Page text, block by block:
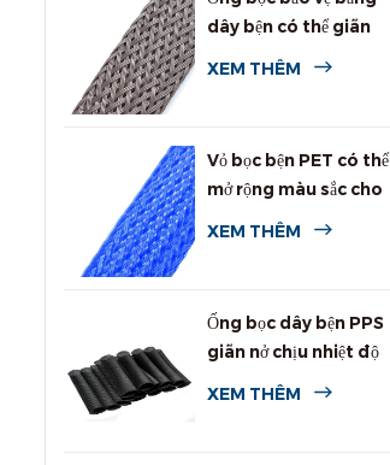
dây bện có thể giãn
nở chống gặm nhấm
XEM THÊM
Vỏ bọc bện PET có thể
mở rộng màu sắc cho
XEM THÊM
Ống bọc dây bện PPS
giãn nở chịu nhiệt độ
XEM THÊM